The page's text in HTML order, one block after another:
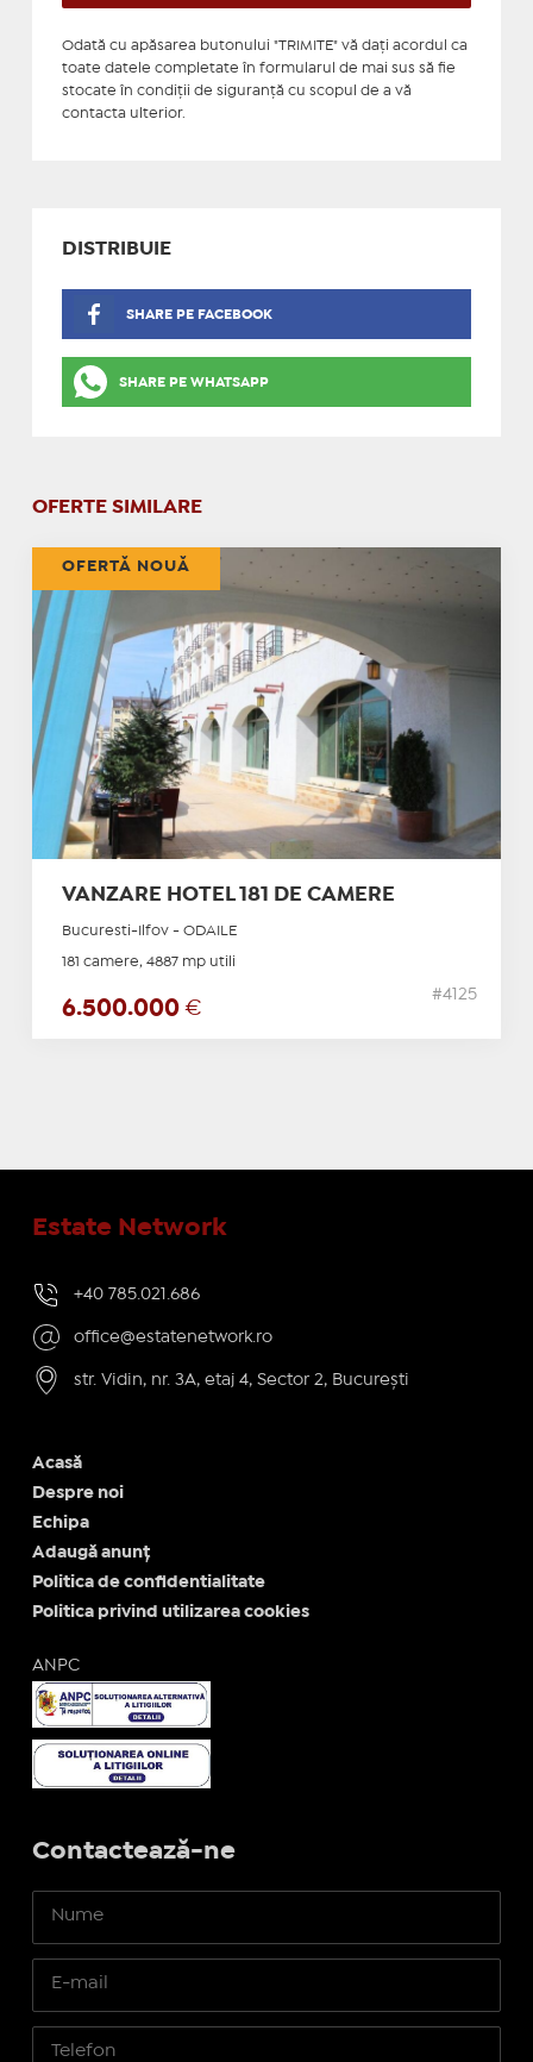
Odată cu apăsarea butonului "TRIMITE" vă daţi acordul ca
toate datele completate în formularul de mai sus să fie
stocate în condiţii de siguranţă cu scopul de a vă
contacta ulterior.
DISTRIBUIE
SHARE PE FACEBOOK
SHARE PE WHATSAPP
OFERTE SIMILARE
VANZARE HOTEL 181 DE CAMERE
Bucuresti-Ilfov - ODAILE
181 camere, 4887 mp utili
6.500.000 €
#4125
OFERTĂ NOUĂ
Estate Network
+40 785.021.686
office@estatenetwork.ro
str. Vidin, nr. 3A, etaj 4, Sector 2, București
Acasă
Despre noi
Echipa
Adaugă anunț
Politica de confidentialitate
Politica privind utilizarea cookies
ANPC
Contactează-ne